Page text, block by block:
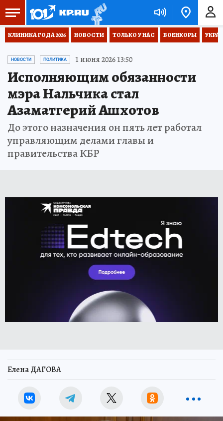
КЛИНИКА ГОДА 2026 НОВОСТИ ТОЛЬКО У НАС ВОЕНКОРЫ
НОВОСТИ ПОЛИТИКА 1 июня 2026 13:50
Исполняющим обязанности
мэра Нальчика стал
Азаматгерий Ашхотов
До этого назначения он пять лет работал
управляющим делами главы и
правительства КБР
Елена ДАГОВА